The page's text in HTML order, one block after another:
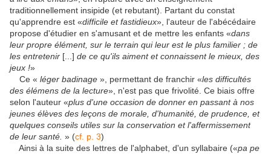
traditionnellement insipide (et rebutant). Partant du constat
qu'apprendre est «difficile et fastidieux», l'auteur de l'abécédaire
propose d'étudier en s'amusant et de mettre les enfants «dans
leur propre élément, sur le terrain qui leur est le plus familier ; de
les entretenir [...] de ce qu'ils aiment et connaissent le mieux, des
jeux !»
Ce « léger badinage », permettant de franchir «les difficultés
des élémens de la lecture», n'est pas que frivolité. Ce biais offre
selon l'auteur «plus d'une occasion de donner en passant à nos
jeunes élèves des leçons de morale, d'humanité, de prudence, et
quelques conseils utiles sur la conservation et l'affermissement
de leur santé. » (cf. p. 3)
Ainsi à la suite des lettres de l'alphabet, d'un syllabaire («pa pe